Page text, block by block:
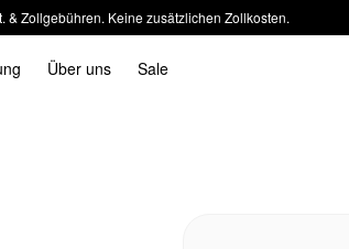
& Zollgebühren. Keine zusätzlichen Zollkosten.
Über uns Sale